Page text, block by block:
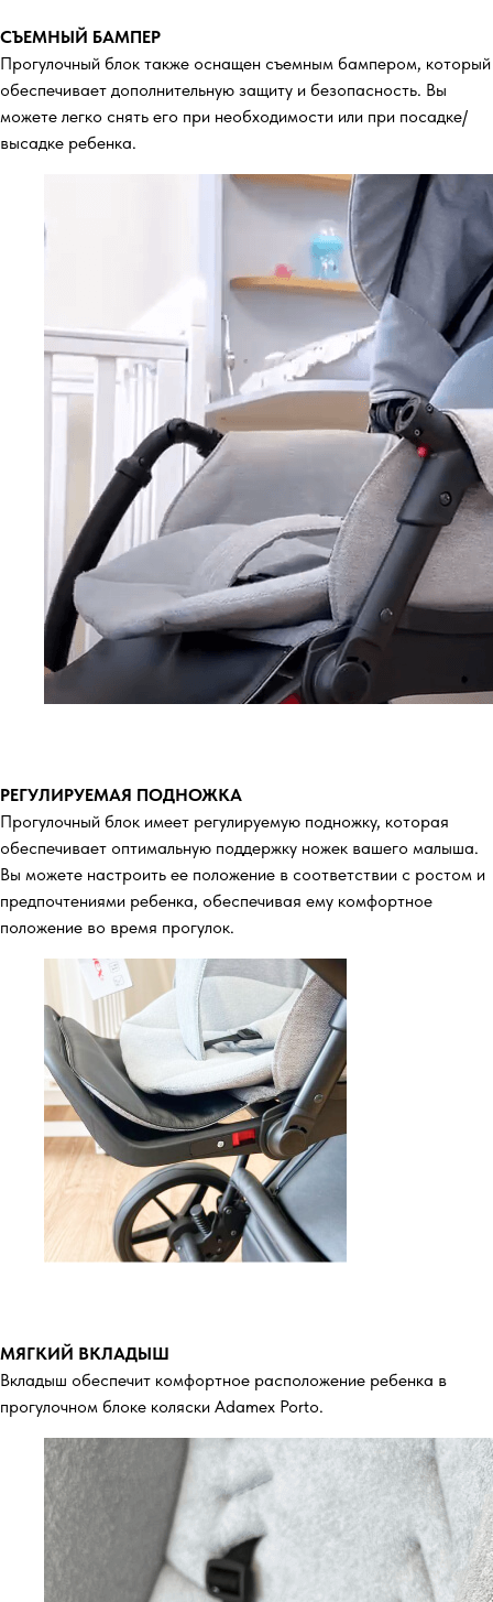
СЪЕМНЫЙ БАМПЕР
Прогулочный блок также оснащен съемным бампером, который
обеспечивает дополнительную защиту и безопасность. Вы
можете легко снять его при необходимости или при посадке/
высадке ребенка.
РЕГУЛИРУЕМАЯ ПОДНОЖКА
Прогулочный блок имеет регулируемую подножку, которая
обеспечивает оптимальную поддержку ножек вашего малыша.
Вы можете настроить ее положение в соответствии с ростом и
предпочтениями ребенка, обеспечивая ему комфортное
положение во время прогулок.
МЯГКИЙ ВКЛАДЫШ
Вкладыш обеспечит комфортное расположение ребенка в
прогулочном блоке коляски Adamex Porto.